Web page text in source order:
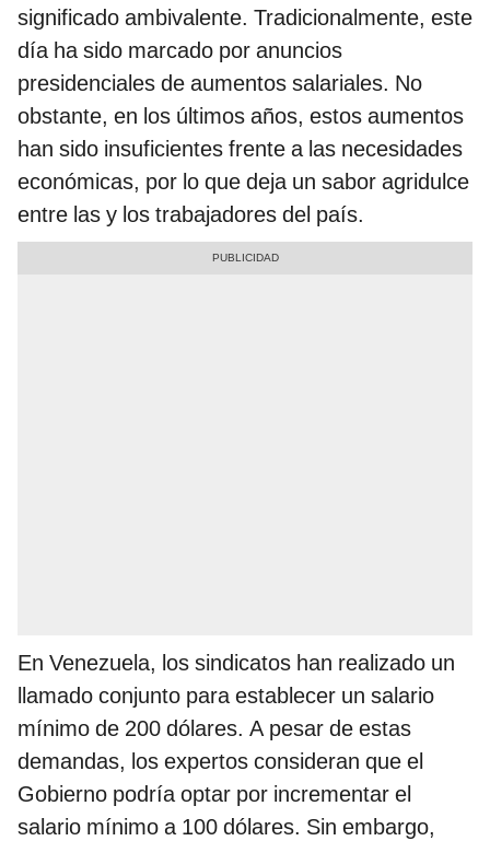
significado ambivalente. Tradicionalmente, este
día ha sido marcado por anuncios
presidenciales de aumentos salariales. No
obstante, en los últimos años, estos aumentos
han sido insuficientes frente a las necesidades
económicas, por lo que deja un sabor agridulce
entre las y los trabajadores del país.
En Venezuela, los sindicatos han realizado un
llamado conjunto para establecer un salario
mínimo de 200 dólares. A pesar de estas
demandas, los expertos consideran que el
Gobierno podría optar por incrementar el
salario mínimo a 100 dólares. Sin embargo,